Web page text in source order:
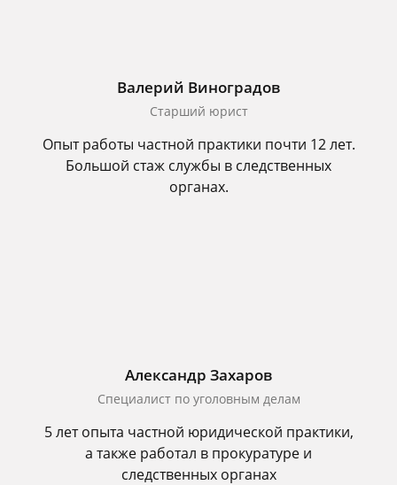
Валерий Виноградов
Старший юрист
Опыт работы частной практики почти 12 лет.
Большой стаж службы в следственных
органах.
Александр Захаров
Специалист по уголовным делам
5 лет опыта частной юридической практики,
а также работал в прокуратуре и
следственных органах